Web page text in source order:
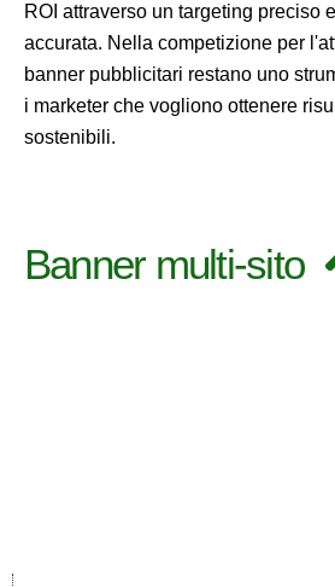
ROI attraverso un targeting preciso
accurata. Nella competizione per
banner pubblicitari restano uno
i marketer che vogliono ottenere
sostenibili.
Banner multi-sito